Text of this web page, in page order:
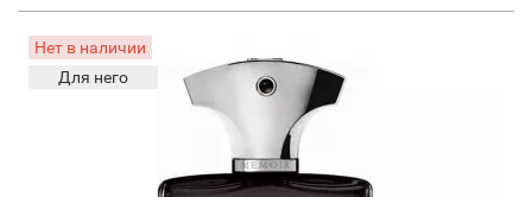
Нет в наличии
Для него